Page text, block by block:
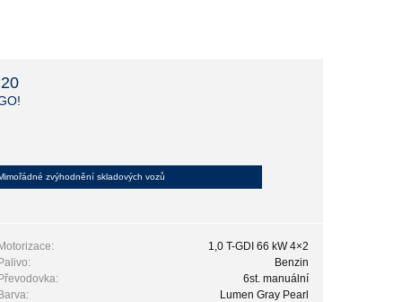
zvýhodnění skladových vozů
Motorizace:
1,0 T-GDI 66 kW 4×2
Palivo:
Benzin
Převodovka:
6st. manuální
Barva:
Lumen Gray Pearl